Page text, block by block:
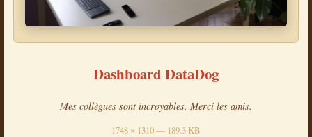
Dashboard DataDog
Mes collègues sont incroyables. Merci les amis.
1748 × 1310 — 189.3 KB